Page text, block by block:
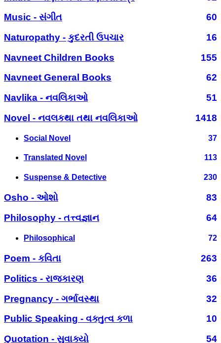
Music - સંગીત
60
Naturopathy - કુદરતી ઉપચાર
16
Navneet Children Books
155
Navneet General Books
62
Navlika - નવલિકાઓ
51
Novel - નવલકથા તથા નવલિકાઓ
1418
Social Novel 37
Translated Novel 113
Suspense & Detective 230
Osho - ઓશો
83
Philosophy - તત્ત્વજ્ઞાન
64
Philosophical 72
Poem - કવિતા
263
Politics - રાજકારણ
36
Pregnancy - ગર્ભાવસ્થા
32
Public Speaking - વક્તુત્વ કળા
10
Quotation - સુવાક્યો
54